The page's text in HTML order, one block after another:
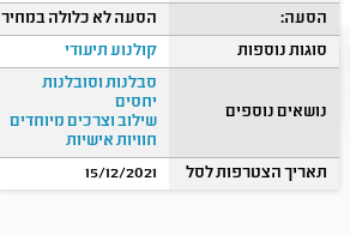
הסעה:
הסעה לא כלולה במחיר
סוגות נוספות
קולנוע תיעודי
נושאים נוספים
סבלנות וסובלנות
יחסים
שילוב וצרכים מיוחדים
חוויות אישיות
תאריך הצטרפות לסל
15/12/2021